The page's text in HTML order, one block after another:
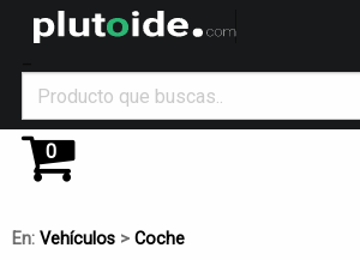
0
En: Vehículos > Coche